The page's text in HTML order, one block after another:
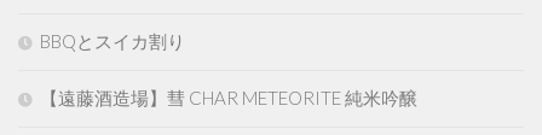
BBQとスイカ割り
【遠藤酒造場】彗 CHAR METEORITE 純米吟醸